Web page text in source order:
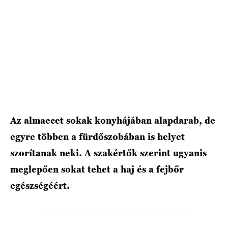
Az almaecet sokak konyhájában alapdarab, de
egyre többen a fürdőszobában is helyet
szorítanak neki. A szakértők szerint ugyanis
meglepően sokat tehet a haj és a fejbőr
egészségéért.